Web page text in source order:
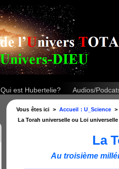
Qui est Hubertelie? Audios/
Vous êtes ici >Accueil : U_Science
La Torah universelle ou Loi universelle
La
Au troisième